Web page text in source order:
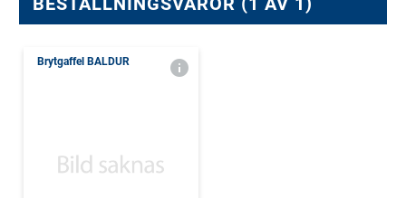
Brytgaffel BALDUR